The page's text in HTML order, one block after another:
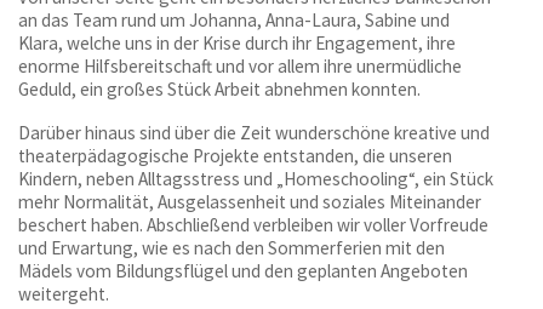
Für Kinder
Jugendamt
Allgemeine Downloads
an das Team rund um Johanna, Anna-Laura, Sabine und
Klara, welche uns in der Krise durch ihr Engagement, ihre
enorme Hilfsbereitschaft und vor allem ihre unermüdliche
Geduld, ein großes Stück Arbeit abnehmen konnten.
Darüber hinaus sind über die Zeit wunderschöne kreative und
theaterpädagogische Projekte entstanden, die unseren
Kindern, neben Alltagsstress und „Homeschooling“, ein Stück
mehr Normalität, Ausgelassenheit und soziales Miteinander
beschert haben. Abschließend verbleiben wir voller Vorfreude
und Erwartung, wie es nach den Sommerferien mit den
Mädels vom Bildungsflügel und den geplanten Angeboten
weitergeht.